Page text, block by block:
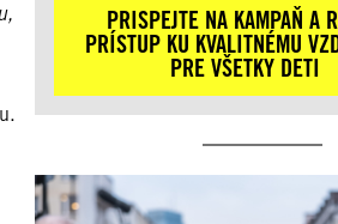
PRISPEJTE NA KAMPAŇ A
PRÍSTUP KU KVALITNÉMU
PRE VŠETKY DETI